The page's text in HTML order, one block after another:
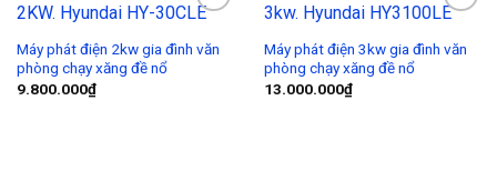
Wishlist
Máy phát điện 2kw gia đình văn
phòng chạy xăng đề nổ
9.800.000₫
Wishlist
Máy phát điện 3kw gia đình văn
phòng chạy xăng đề nổ
13.000.000₫